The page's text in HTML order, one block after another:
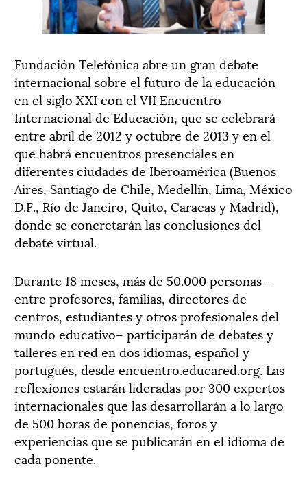
Fundación Telefónica abre un gran debate
internacional sobre el futuro de la educación
en el siglo XXI con el VII Encuentro
Internacional de Educación, que se celebrará
entre abril de 2012 y octubre de 2013 y en el
que habrá encuentros presenciales en
diferentes ciudades de Iberoamérica (Buenos
Aires, Santiago de Chile, Medellín, Lima, México
D.F., Río de Janeiro, Quito, Caracas y Madrid),
donde se concretarán las conclusiones del
debate virtual.
Durante 18 meses, más de 50.000 personas –
entre profesores, familias, directores de
centros, estudiantes y otros profesionales del
mundo educativo– participarán de debates y
talleres en red en dos idiomas, español y
portugués, desde encuentro.educared.org. Las
reflexiones estarán lideradas por 300 expertos
internacionales que las desarrollarán a lo largo
de 500 horas de ponencias, foros y
experiencias que se publicarán en el idioma de
cada ponente.